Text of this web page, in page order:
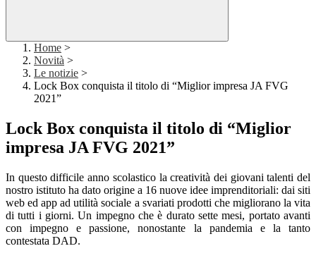
Home >
Novità >
Le notizie >
Lock Box conquista il titolo di “Miglior impresa JA FVG
2021”
Lock Box conquista il titolo di “Miglior
impresa JA FVG 2021”
In questo difficile anno scolastico la creatività dei giovani talenti del
nostro istituto ha dato origine a 16 nuove idee imprenditoriali: dai siti
web ed app ad utilità sociale a svariati prodotti che migliorano la vita
di tutti i giorni. Un impegno che è durato sette mesi, portato avanti
con impegno e passione, nonostante la pandemia e la tanto
contestata DAD.